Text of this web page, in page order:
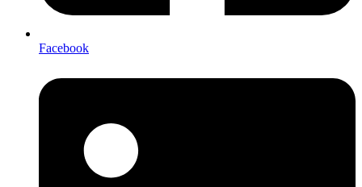
Facebook